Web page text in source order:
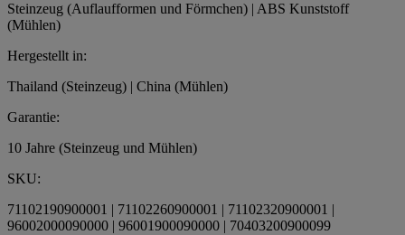
Steinzeug (Auflaufformen und Förmchen) | ABS Kunststoff
(Mühlen)
Hergestellt in:
Thailand (Steinzeug) | China (Mühlen)
Garantie:
10 Jahre (Steinzeug und Mühlen)
SKU:
71102190900001 | 71102260900001 | 71102320900001 |
96002000090000 | 96001900090000 | 70403200900099